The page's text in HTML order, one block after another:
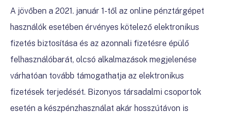
A jövőben a 2021. január 1-től az online pénztárgépet
használók esetében érvényes kötelező elektronikus
fizetés biztosítása és az azonnali fizetésre épülő
felhasználóbarát, olcsó alkalmazások megjelenése
várhatóan tovább támogathatja az elektronikus
fizetések terjedését. Bizonyos társadalmi csoportok
esetén a készpénzhasználat akár hosszútávon is